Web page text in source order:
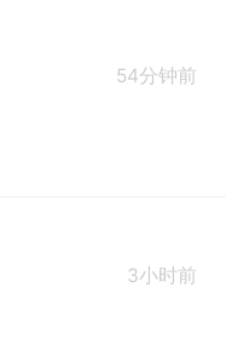
54分钟前
3小时前